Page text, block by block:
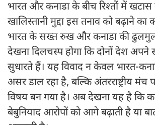
भारत और कनाडा के बीच रिश्तों में
खालिस्तानी मुद्दा इस तनाव को बढ़ाने का
भारत के सख्त रुख और कनाडा की
देखना दिलचस्प होगा कि दोनों देश
सुधारते हैं। यह विवाद न केवल भारत-
असर डाल रहा है, बल्कि अंतरराष्ट्रीय मंच
विषय बन गया है। अब देखना यह है कि
बेबुनियाद आरोपों को आगे बढ़ाती है या